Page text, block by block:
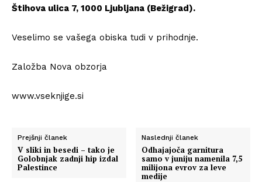
Štihova ulica 7, 1000 Ljubljana (Bežigrad).
Veselimo se vašega obiska tudi v prihodnje.
Založba Nova obzorja
www.vseknjige.si
Prejšnji članek
V sliki in besedi – tako je
Golobnjak zadnji hip izdal
Palestince
Naslednji članek
Odhajajoča garnitura
samo v juniju namenila 7,5
milijona evrov za leve
medije